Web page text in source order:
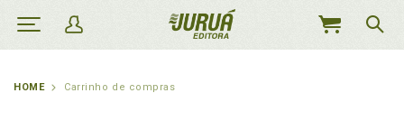
MEU
HOME Carrinho de compras